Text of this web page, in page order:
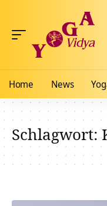
Home News
Schlagwort: